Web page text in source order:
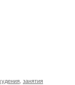
занятия